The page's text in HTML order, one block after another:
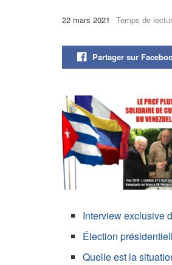
22 mars 2021 Temps de
Partager sur
Interview exclusive
Élection
Quelle est la